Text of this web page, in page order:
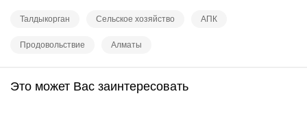
Талдыкорган Сельское хозяйство АПК
Продовольствие Алматы
Это может Вас заинтересовать